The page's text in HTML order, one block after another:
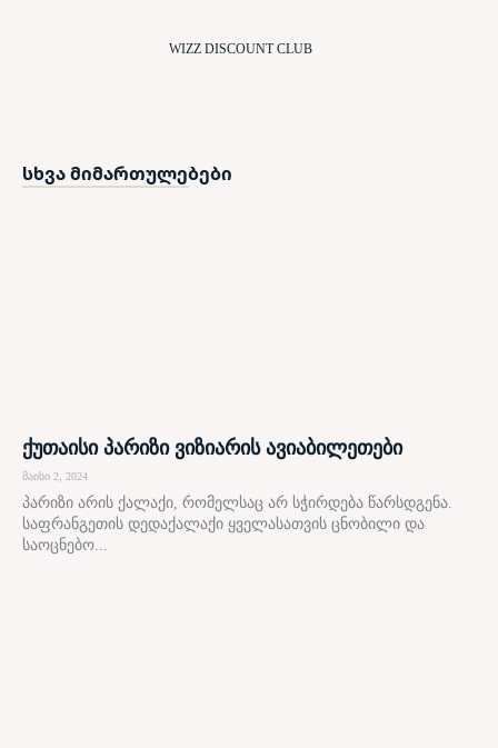
WIZZ DISCOUNT CLUB
სხვა მიმართულებები
ქუთაისი პარიზი ვიზიარის ავიაბილეთები
მაისი 2, 2024
პარიზი არის ქალაქი, რომელსაც არ სჭირდება წარსდგენა.
საფრანგეთის დედაქალაქი ყველასათვის ცნობილი და
საოცნებო...